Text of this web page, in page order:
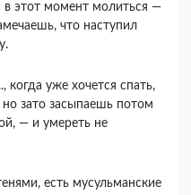
в этот момент молиться —
что наступил
когда уже хочется спать,
зато засыпаешь потом
— и умереть не
есть мусульманские